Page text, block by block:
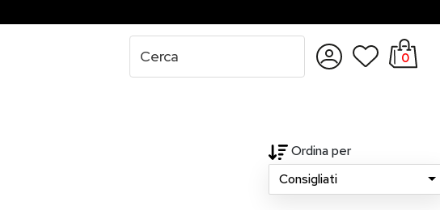
0
Ordina per
Consigliati